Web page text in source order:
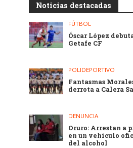
Noticias destacadas
FÚTBOL
Óscar López
Getafe CF
POLIDEPORTIVO
Fantasmas
derrota a Calera
DENUNCIA
Oruro: Arrestan a
en un vehículo
del alcohol